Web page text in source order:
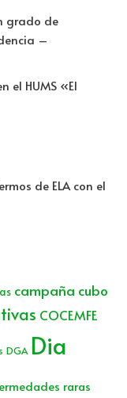
grado de
–
el HUMS «El
de ELA con el
campaña cubo
COCEMFE
DGA Dia
raras